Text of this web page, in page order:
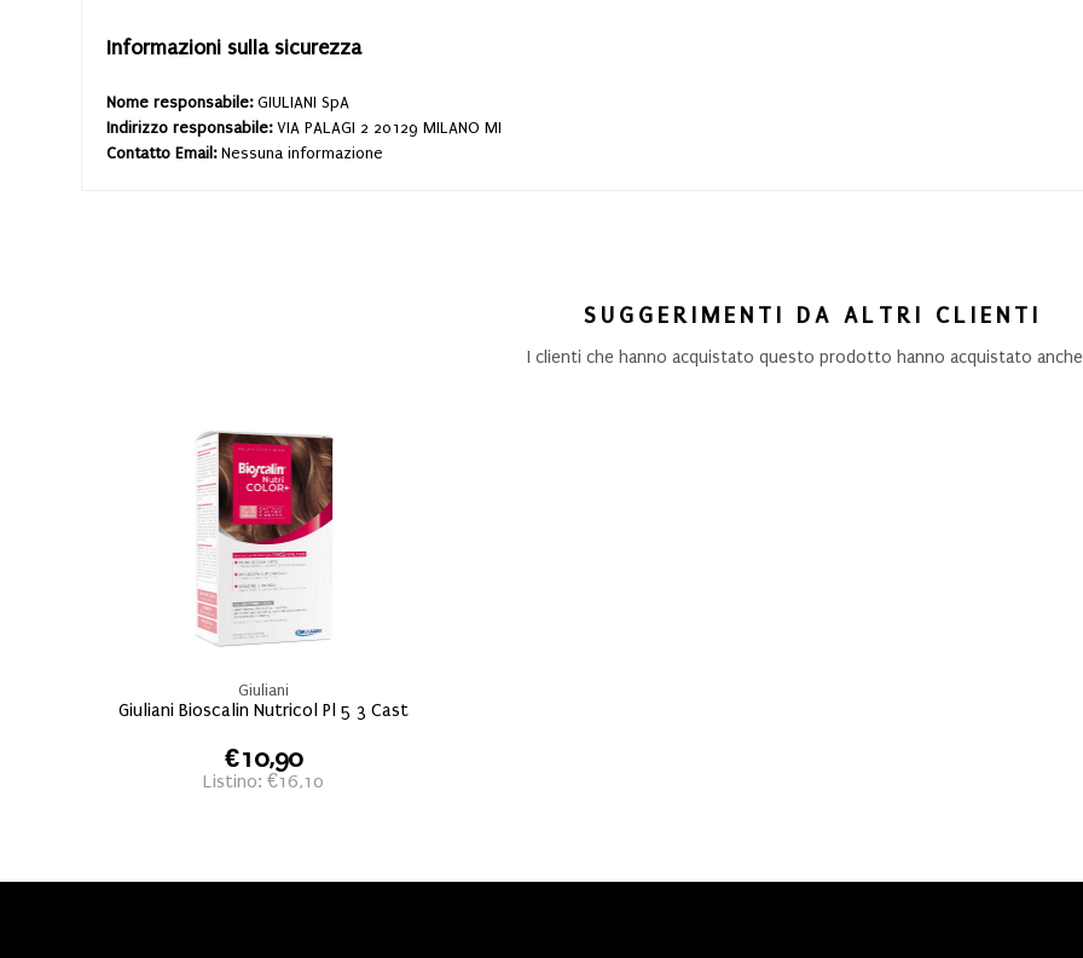
Informazioni sulla sicurezza
Nome responsabile: GIULIANI SpA
Indirizzo responsabile: VIA PALAGI 2 20129 MILANO MI
Contatto Email: Nessuna informazione
SUGGERIMENTI DA ALTRI CLIENTI
I clienti che hanno acquistato questo prodotto hanno acquistato
Giuliani
Giuliani Bioscalin Nutricol Pl 5 3 Cast
€10,90
Listino: €16,10